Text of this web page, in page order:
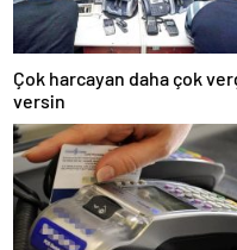
Çok harcayan daha çok
versin